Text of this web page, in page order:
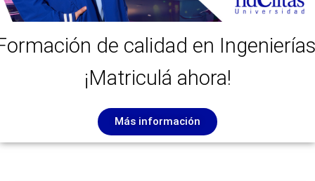
de calidad en
¡Matriculá ahora!
Más información